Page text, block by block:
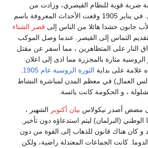
ضربة قوية للنظام القيصري، وزادت من
المعروفة باسم
جابون حشدا هائلا من الناس إلى قصر الشتاء
التماس إلى القيصر. عندما وصل الموكب
النار على المتظاهرين ، مما أسفر عن مقتل
الروسية مثارة بالمجزرة مما ادى إلى اعلان
علامة على بداية الثورة الروسية عام 1905
العمال) في معظم المدن لمباشرة النشاط
، و الحكومة كانت يائسة.
بيان أكتوبر الشهير ،
الوطني (البرلمان) ليتم استدعاؤه دون تأخير.
كان هناك قانون للذهاب إلى القوة من دون
كانت الجماعات المعتدلة راضية، ولكن